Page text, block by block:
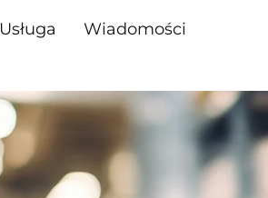
Usługa
Wiadomości